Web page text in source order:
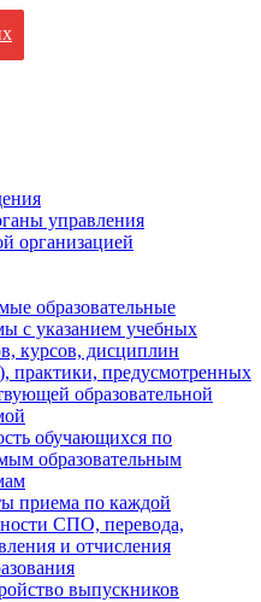
управления
организацией
образовательные
с указанием учебных
курсов, дисциплин
практики, предусмотренных
образовательной
обучающихся по
образовательным
приема по каждой
СПО, перевода,
и отчисления
выпускников